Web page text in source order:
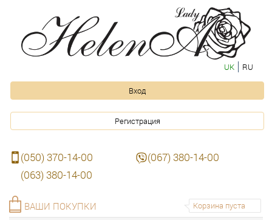
UK RU
Вход
Регистрация
(050) 370-14-00
(067) 380-14-00
(063) 380-14-00
Корзина пуста
ВАШИ ПОКУПКИ